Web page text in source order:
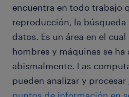
encuentra en todo trabajo
reproducción, la búsqueda
datos. Es un área en el
hombres y máquinas se ha
abismalmente. Las
pueden analizar y procesar